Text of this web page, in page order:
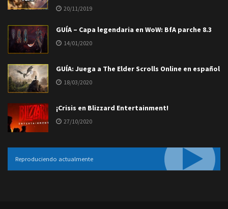
20/11/2019
GUÍA – Capa legendaria en WoW: BfA parche 8.3
14/01/2020
GUÍA: Juega a The Elder Scrolls Online en español
18/03/2020
¡Crisis en Blizzard Entertainment!
27/10/2020
Reproduciendo actualmente